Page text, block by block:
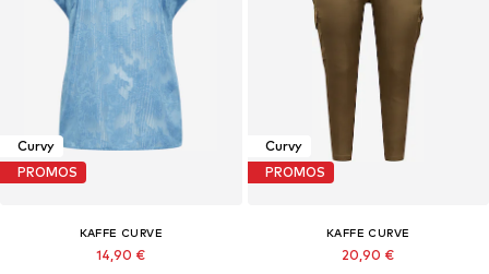
Curvy
PROMOS
KAFFE CURVE
14,90 €
Curvy
PROMOS
KAFFE CURVE
20,90 €